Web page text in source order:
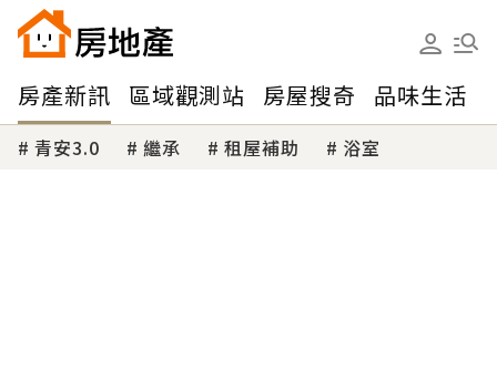
房產新訊 區域觀測站 房屋搜奇 品味生活
青安3.0 繼承 租屋補助 浴室